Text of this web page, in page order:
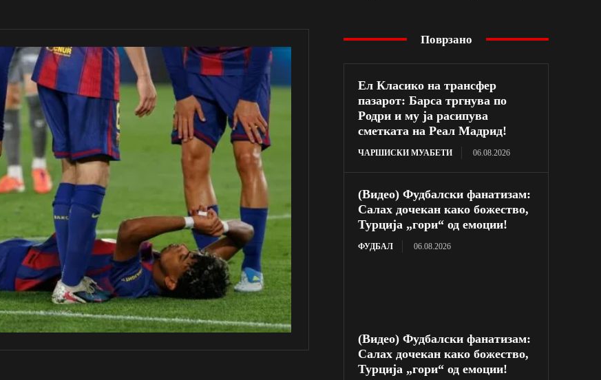
Поврзано
Ел Класико на трансфер
пазарот: Барса тргнува по
Родри и му ја расипува
сметката на Реал Мадрид!
ЧАРШИСКИ МУАБЕТИ 06.08.2026
(Видео) Фудбалски фанатизам:
Салах дочекан како божество,
Турција „гори“ од емоции!
ФУДБАЛ 06.08.2026
(Видео) Фудбалски фанатизам:
Салах дочекан како божество,
Турција „гори“ од емоции!